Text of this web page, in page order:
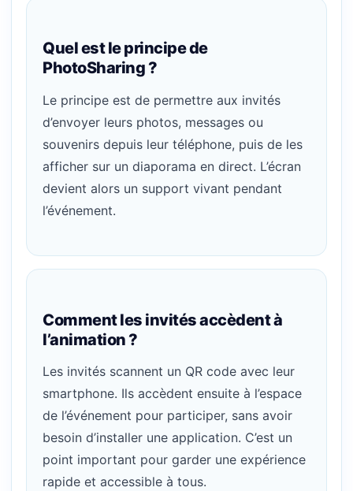
Quel est le principe de
PhotoSharing ?
Le principe est de permettre aux invités
d’envoyer leurs photos, messages ou
souvenirs depuis leur téléphone, puis de les
afficher sur un diaporama en direct. L’écran
devient alors un support vivant pendant
l’événement.
Comment les invités accèdent à
l’animation ?
Les invités scannent un QR code avec leur
smartphone. Ils accèdent ensuite à l’espace
de l’événement pour participer, sans avoir
besoin d’installer une application. C’est un
point important pour garder une expérience
rapide et accessible à tous.